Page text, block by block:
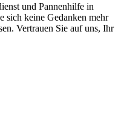
und Pannenhilfe in
sich keine Gedanken mehr
Vertrauen Sie auf uns, Ihr